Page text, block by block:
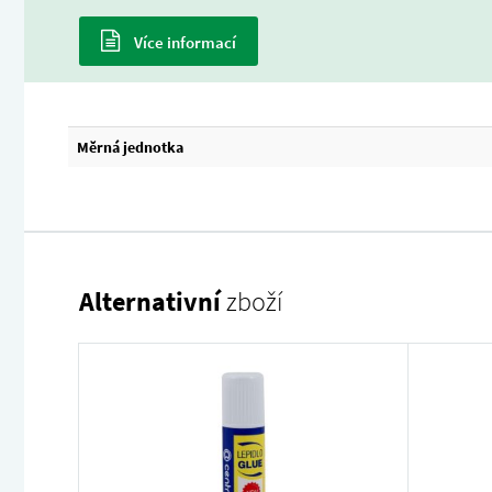
Více informací
Měrná jednotka
Alternativnízboží